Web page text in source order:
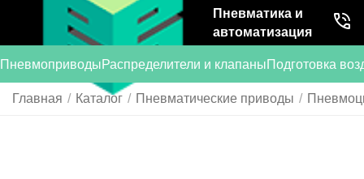
Пневматика и
автоматизация
ПневмоприводыРаспределители и клапаныПодготовка
Главная / Каталог / Пневматические приводы /